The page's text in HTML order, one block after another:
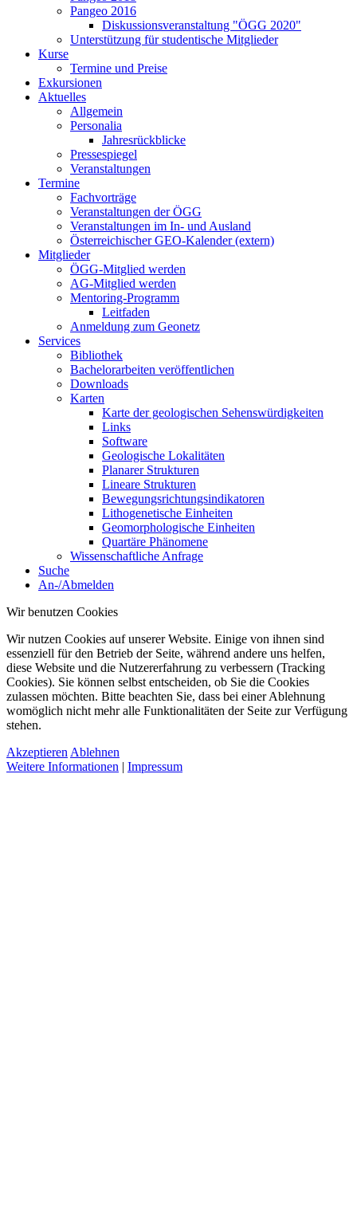
Pangeo 2016
Diskussionsveranstaltung "ÖGG 2020"
Unterstützung für studentische Mitglieder
Kurse
Termine und Preise
Exkursionen
Aktuelles
Allgemein
Personalia
Jahresrückblicke
Pressespiegel
Veranstaltungen
Termine
Fachvorträge
Veranstaltungen der ÖGG
Veranstaltungen im In- und Ausland
Österreichischer GEO-Kalender (extern)
Mitglieder
ÖGG-Mitglied werden
AG-Mitglied werden
Mentoring-Programm
Leitfaden
Anmeldung zum Geonetz
Services
Bibliothek
Bachelorarbeiten veröffentlichen
Downloads
Karten
Karte der geologischen Sehenswürdigkeiten
Links
Software
Geologische Lokalitäten
Planarer Strukturen
Lineare Strukturen
Bewegungsrichtungsindikatoren
Lithogenetische Einheiten
Geomorphologische Einheiten
Quartäre Phänomene
Wissenschaftliche Anfrage
Suche
An-/Abmelden
Wir benutzen Cookies
Wir nutzen Cookies auf unserer Website. Einige von ihnen sind
essenziell für den Betrieb der Seite, während andere uns helfen,
diese Website und die Nutzererfahrung zu verbessern (Tracking
Cookies). Sie können selbst entscheiden, ob Sie die Cookies
zulassen möchten. Bitte beachten Sie, dass bei einer Ablehnung
womöglich nicht mehr alle Funktionalitäten der Seite zur Verfügung
stehen.
Akzeptieren Ablehnen
Weitere Informationen | Impressum